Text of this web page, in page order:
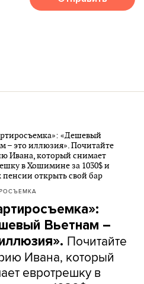
Вьетнам –
Почитайте
Ивана, который
евротрешку в